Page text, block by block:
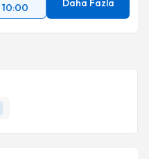
10:00 Daha Fazla